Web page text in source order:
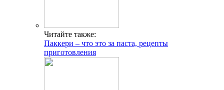
Читайте также:
Паккери – что это за паста, рецепты
приготовления